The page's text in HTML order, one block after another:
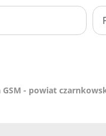
- powiat